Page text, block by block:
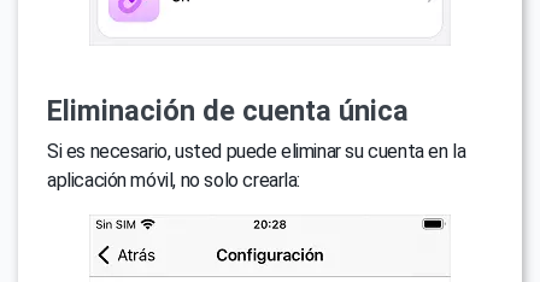
Eliminación de cuenta única
Si es necesario, usted puede eliminar su cuenta en la
aplicación móvil, no solo crearla: